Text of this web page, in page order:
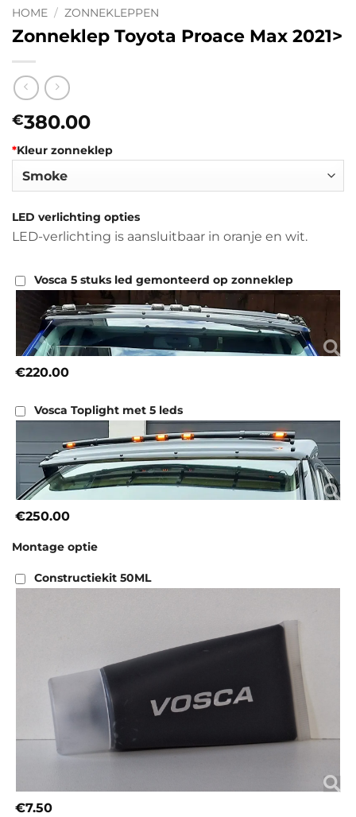
HOME / ZONNEKLEPPEN
Zonneklep Toyota Proace Max 2021>
€380.00
*Kleur zonneklep
LED verlichting opties
LED-verlichting is aansluitbaar in oranje en wit.
Vosca 5 stuks led gemonteerd op zonneklep
€220.00
Vosca Toplight met 5 leds
€250.00
Montage optie
Constructiekit 50ML
€7.50